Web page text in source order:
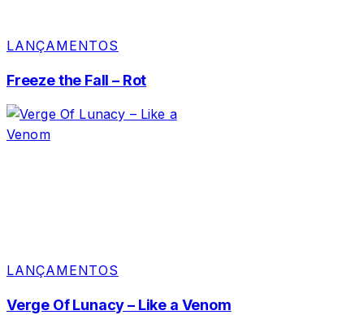
LANÇAMENTOS
Freeze the Fall – Rot
LANÇAMENTOS
Verge Of Lunacy – Like a Venom